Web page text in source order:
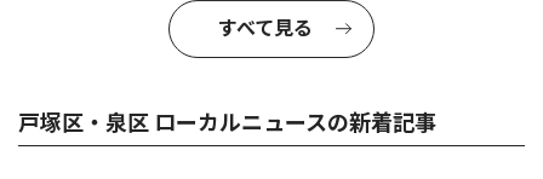
すべて見る
戸塚区・泉区 ローカルニュースの新着記事